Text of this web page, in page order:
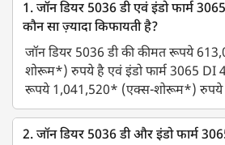
1. जॉन डियर 5036 डी एवं इंडो फार्म
कौन सा ज़्यादा किफायती है?
जॉन डियर 5036 डी की कीमत रूपये
शोरूम*) रुपये है एवं इंडो फार्म 3065 DI
रूपये 1,041,520* (एक्स-शोरूम*) रुपये
2. जॉन डियर 5036 डी और इंडो फार्म